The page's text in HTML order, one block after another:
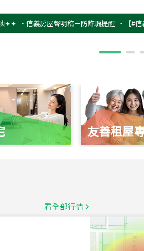
信義房屋聲明稿－防詐騙提醒 ‧【#信義幸福
友善租屋
看全部行情
台北市中山區長春路